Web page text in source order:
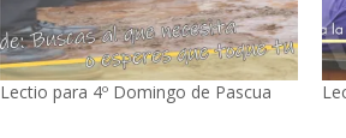
Lectio para 4º Domingo de Pascua